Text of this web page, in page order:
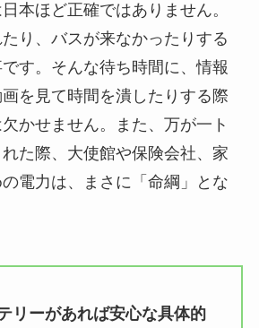
本ほど正確ではありません。
り、バスが来なかったりする
す。そんな待ち時間に、情報
を見て時間を潰したりする際
かせません。また、万が一ト
た際、大使館や保険会社、家
電力は、まさに「命綱」とな
リーがあれば安心な具体的